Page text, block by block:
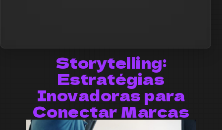
Storytelling:
Estratégias
Inovadoras para
Conectar Marcas